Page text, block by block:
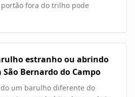
fora do trilho pode
estranho ou abrindo
Bernardo do Campo
um barulho diferente do